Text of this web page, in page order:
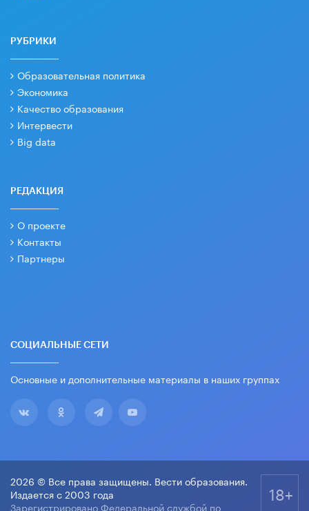
РУБРИКИ
Образовательная политика
Экономика
Качество образования
Интервести
Big data
РЕДАКЦИЯ
О проекте
Контакты
Партнеры
СОЦИАЛЬНЫЕ СЕТИ
Основные и дополнительные материалы в наших группах
2026 © Все права защищены. Вести образования.
Издается с 2003 года
Зарегистрировано Федеральной службой по
18+